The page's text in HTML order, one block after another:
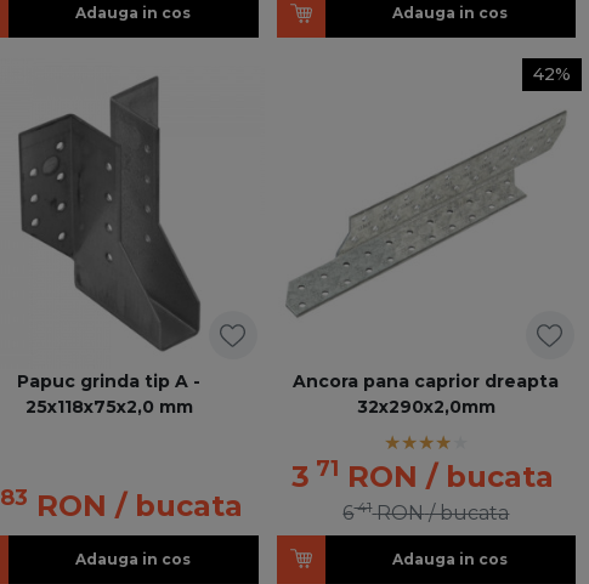
Adauga in cos Adauga in cos
Papuc grinda tip A -
25x118x75x2,0 mm
83 RON / bucata
Adauga in cos
42%
Ancora pana caprior dreapta
32x290x2,0mm
3 71 RON / bucata
641 RON / bucata
Adauga in cos